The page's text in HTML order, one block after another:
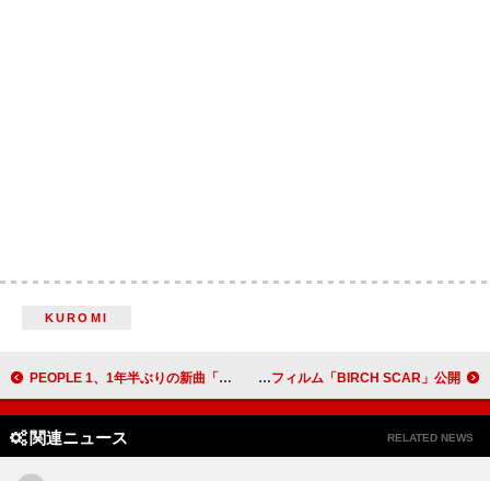
KUROMI
PEOPLE 1、1年半ぶりの新曲「金字塔」MVでファンの姿＆演奏シーンを織り交ぜる LE SSERAFIM、フランケンシュタインを彷彿とさせるコンセプトフォト＆フィルム「BIRCH SCAR」公開
関連ニュース RELATED NEWS